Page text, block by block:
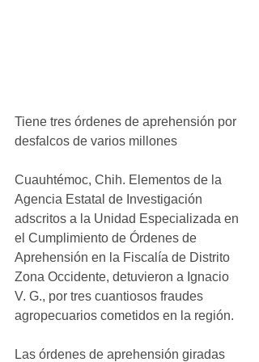
Tiene tres órdenes de aprehensión por
desfalcos de varios millones
Cuauhtémoc, Chih. Elementos de la
Agencia Estatal de Investigación
adscritos a la Unidad Especializada en
el Cumplimiento de Órdenes de
Aprehensión en la Fiscalía de Distrito
Zona Occidente, detuvieron a Ignacio
V. G., por tres cuantiosos fraudes
agropecuarios cometidos en la región.
Las órdenes de aprehensión giradas